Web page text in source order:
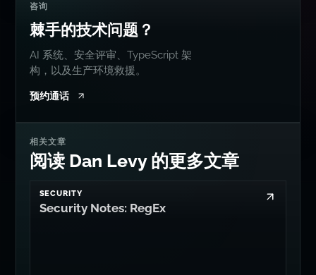
分享此页面
咨询
棘手的技术问题？
AI 系统、安全评审、TypeScript 架
构，以及生产环境救援。
预约通话
相关文章
阅读 Dan Levy 的更多文章